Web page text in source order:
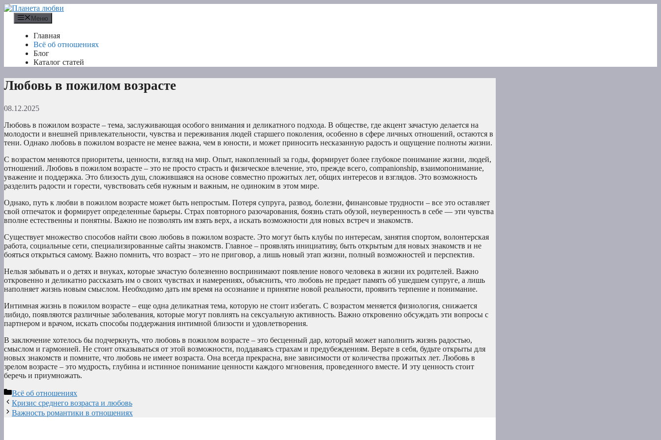
Перейти
содержимому
Меню
Главная
Всё об отношениях
Блог
Каталог статей
Любовь в пожилом возрасте
08.12.2025
Любовь в пожилом возрасте – тема, заслуживающая особого внимания и деликатного подхода. В обществе, где акцент зачастую делается на
молодости и внешней привлекательности, чувства и переживания людей старшего поколения, особенно в сфере личных отношений, остаются в
тени. Однако любовь в пожилом возрасте не менее важна, чем в юности, и может приносить несказанную радость и ощущение полноты жизни.
С возрастом меняются приоритеты, ценности, взгляд на мир. Опыт, накопленный за годы, формирует более глубокое понимание жизни, людей,
отношений. Любовь в пожилом возрасте – это не просто страсть и физическое влечение, это, прежде всего, companionship, взаимопонимание,
уважение и поддержка. Это близость душ, сложившаяся на основе совместно прожитых лет, общих интересов и взглядов. Это возможность
разделить радости и горести, чувствовать себя нужным и важным, не одиноким в этом мире.
Однако, путь к любви в пожилом возрасте может быть непростым. Потеря супруга, развод, болезни, финансовые трудности – все это оставляет
свой отпечаток и формирует определенные барьеры. Страх повторного разочарования, боязнь стать обузой, неуверенность в себе — эти чувства
вполне естественны и понятны. Важно не позволять им взять верх, а искать возможности для новых встреч и знакомств.
Существует множество способов найти свою любовь в пожилом возрасте. Это могут быть клубы по интересам, занятия спортом, волонтерская
работа, социальные сети, специализированные сайты знакомств. Главное – проявлять инициативу, быть открытым для новых знакомств и не
бояться открыться самому. Важно помнить, что возраст – это не приговор, а лишь новый этап жизни, полный возможностей и перспектив.
Нельзя забывать и о детях и внуках, которые зачастую болезненно воспринимают появление нового человека в жизни их родителей. Важно
откровенно и деликатно рассказать им о своих чувствах и намерениях, объяснить, что любовь не предает память об ушедшем супруге, а лишь
наполняет жизнь новым смыслом. Необходимо дать им время на осознание и принятие новой реальности, проявить терпение и понимание.
Интимная жизнь в пожилом возрасте – еще одна деликатная тема, которую не стоит избегать. С возрастом меняется физиология, снижается
либидо, появляются различные заболевания, которые могут повлиять на сексуальную активность. Важно откровенно обсуждать эти вопросы с
партнером и врачом, искать способы поддержания интимной близости и удовлетворения.
В заключение хотелось бы подчеркнуть, что любовь в пожилом возрасте – это бесценный дар, который может наполнить жизнь радостью,
смыслом и гармонией. Не стоит отказываться от этой возможности, поддаваясь страхам и предубеждениям. Верьте в себя, будьте открыты для
новых знакомств и помните, что любовь не имеет возраста. Она всегда прекрасна, вне зависимости от количества прожитых лет. Любовь в
зрелом возрасте – это мудрость, глубина и истинное понимание ценности каждого мгновения, проведенного вместе. И эту ценность стоит
беречь и приумножать.
Рубрики
Всё об отношениях
Кризис среднего возраста и любовь
Важность романтики в отношениях